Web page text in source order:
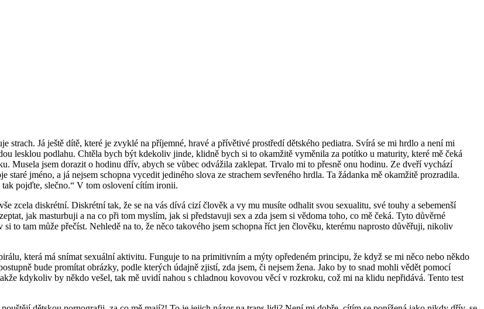
strach. Já ještě dítě, které je zvyklé na příjemné, hravé a přívětivé prostředí dětského pediatra. Svírá se mi hrdlo a není mi
lesklou podlahu. Chtěla bych být kdekoliv jinde, klidně bych si to okamžitě vyměnila za potítko u maturity, které mě čeká
Musela jsem dorazit o hodinu dřív, abych se vůbec odvážila zaklepat. Trvalo mi to přesně onu hodinu. Ze dveří vychází
jméno, a já nejsem schopna vycedit jediného slova ze strachem sevřeného hrdla. Ta žádanka mě okamžitě prozradila.
pojďte, slečno.“ V tom oslovení cítím ironii.
zcela diskrétní. Diskrétní tak, že se na vás dívá cizí člověk a vy mu musíte odhalit svou sexualitu, své touhy a sebemenší
jak masturbuji a na co při tom myslím, jak si představuji sex a zda jsem si vědoma toho, co mě čeká. Tyto důvěrné
to tam může přečíst. Nehledě na to, že něco takového jsem schopna říct jen člověku, kterému naprosto důvěřuji, nikoliv
která má snímat sexuální aktivitu. Funguje to na primitivním a mýty opředeném principu, že když se mi něco nebo někdo
bude promítat obrázky, podle kterých údajně zjistí, zda jsem, či nejsem žena. Jako by to snad mohli vědět pomocí
kdykoliv by někdo vešel, tak mě uvidí nahou s chladnou kovovou věcí v rozkroku, což mi na klidu nepřidává. Tento test